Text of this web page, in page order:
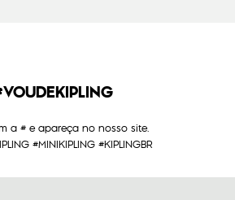
a # e apareça no nosso site.
#MINIKIPLING #KIPLINGBR